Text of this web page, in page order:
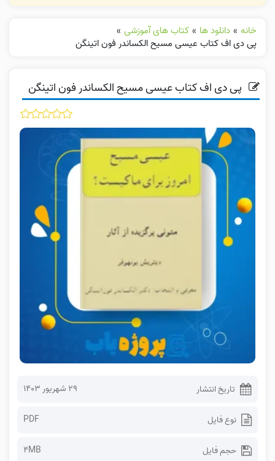
خانه » دانلود ها » کتاب های آموزشی »
پی دی اف کتاب عیسی مسیح الکساندر فون اتینگن
پی دی اف کتاب عیسی مسیح الکساندر فون اتینگن
تاریخ انتشار ۲۹ شهریور ۱۴۰۳
نوع فایل PDF
حجم فایل 4MB